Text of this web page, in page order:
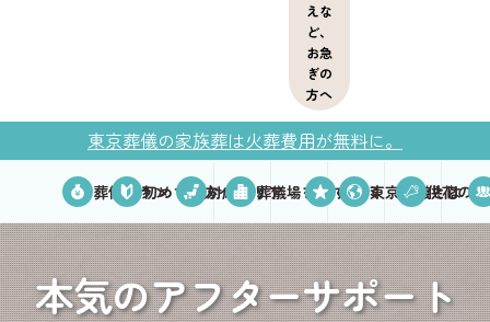
えな
ど、
お急
ぎの
方へ
東京葬儀の家族葬は火葬費用が無料に。
葬儀プラン初めての方へ対応エリア葬儀場を探す口コミ東京葬儀とは
供花の
本気のアフターサポート